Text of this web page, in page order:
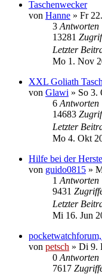
Taschenwecker
von Hanne » Fr
3 Antworten
13281
Letzter
Mo 1. Nov
XXL Goliath
von Glawi » So 3.
6 Antworten
14683
Letzter
Mo 4. Okt
Hilfe bei der
von guido0815 »
1 Antworten
9431
Letzter
Mi 16. Jun
von petsch » Di 9.
0 Antworten
7617